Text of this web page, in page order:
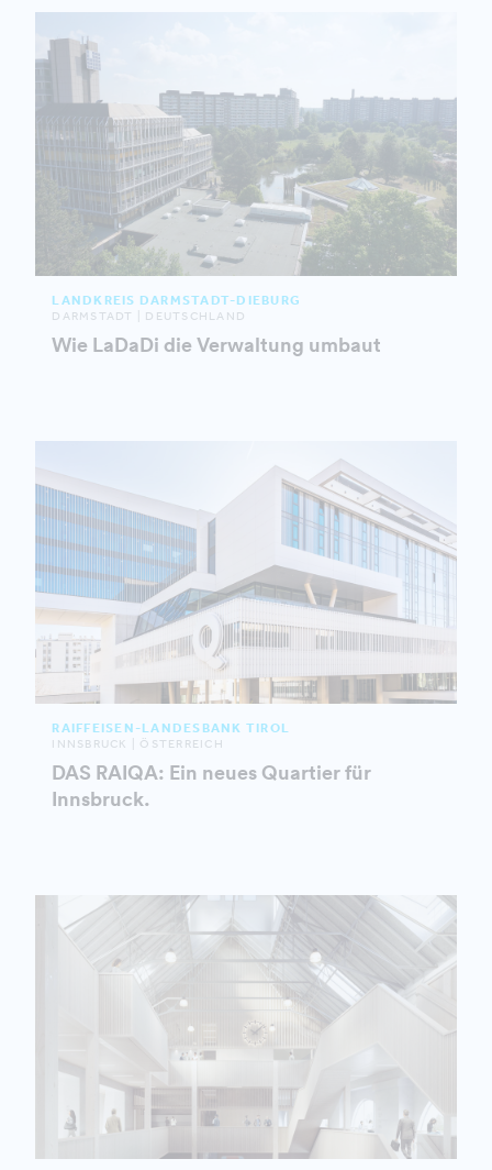
LANDKREIS DARMSTADT-DIEBURG
DARMSTADT | DEUTSCHLAND
Wie LaDaDi die Verwaltung umbaut
RAIFFEISEN-LANDESBANK TIROL
INNSBRUCK | ÖSTERREICH
DAS RAIQA: Ein neues Quartier für
Innsbruck.